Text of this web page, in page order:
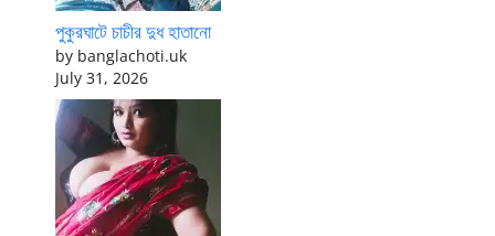
পুকুরঘাটে চাচীর দুধ হাতানো
by banglachoti.uk
July 31, 2026